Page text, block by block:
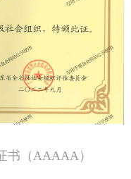
书（AAAAA）